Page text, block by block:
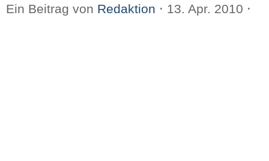
Ein Beitrag von Redaktion ⋅ 13. Apr. 2010 ⋅